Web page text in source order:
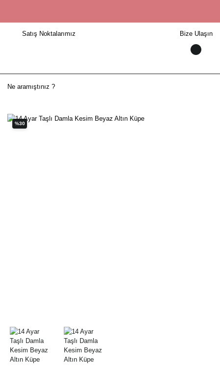
Satış Noktalarımız Bize Ulaşın
%30